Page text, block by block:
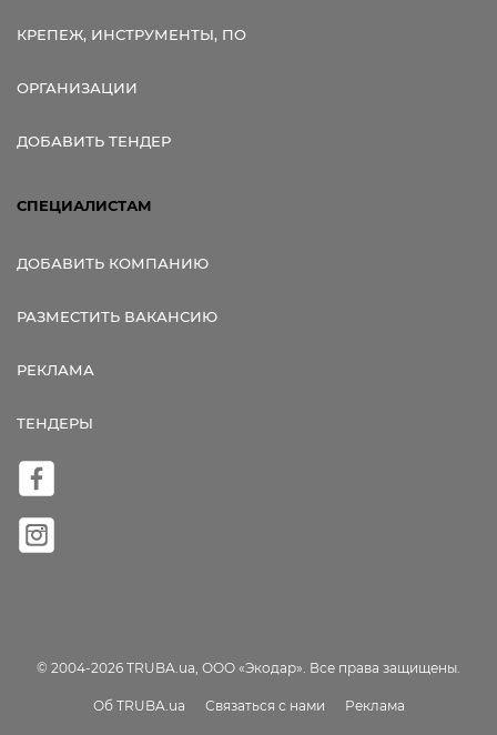
КРЕПЕЖ, ИНСТРУМЕНТЫ, ПО
ОРГАНИЗАЦИИ
ДОБАВИТЬ ТЕНДЕР
СПЕЦИАЛИСТАМ
ДОБАВИТЬ КОМПАНИЮ
РАЗМЕСТИТЬ ВАКАНСИЮ
РЕКЛАМА
ТЕНДЕРЫ
© 2004-2026 TRUBA.ua, ООО «Экодар». Все права защищены.
Об TRUBA.ua Связаться с нами Реклама